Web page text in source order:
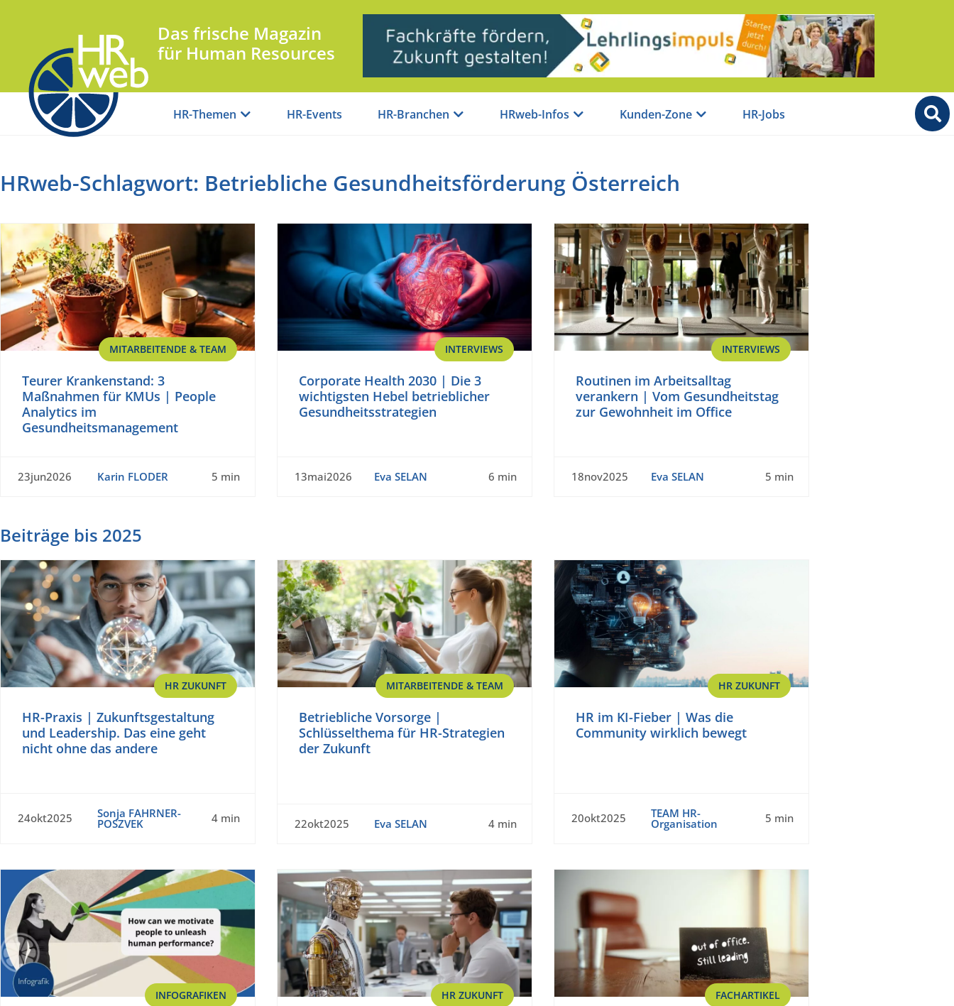
Das frische Magazin
für Human Resources
HR-Themen HR-Events HR-Branchen HRweb-Infos Kunden-Zone HR-Jobs
HRweb-Schlagwort: Betriebliche Gesundheitsförderung Österreich
MITARBEITENDE & TEAM
Teurer Krankenstand: 3
Maßnahmen für KMUs | People
Analytics im
Gesundheitsmanagement
23jun2026 Karin FLODER 5 min
INTERVIEWS
Corporate Health 2030 | Die 3
wichtigsten Hebel betrieblicher
Gesundheitsstrategien
13mai2026 Eva SELAN 6 min
INTERVIEWS
Routinen im Arbeitsalltag
verankern | Vom Gesundheitstag
zur Gewohnheit im Office
18nov2025 Eva SELAN 5 min
Beiträge bis 2025
HR ZUKUNFT
HR-Praxis | Zukunftsgestaltung
und Leadership. Das eine geht
nicht ohne das andere
24okt2025 Sonja FAHRNER-
POSZVEK 4 min
MITARBEITENDE & TEAM
Betriebliche Vorsorge |
Schlüsselthema für HR-Strategien
der Zukunft
22okt2025 Eva SELAN 4 min
HR ZUKUNFT
HR im KI-Fieber | Was die
Community wirklich bewegt
20okt2025 TEAM HR-
Organisation 5 min
INFOGRAFIKEN HR ZUKUNFT FACHARTIKEL